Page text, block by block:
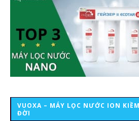
VUOXA – MÁY LỌC NƯỚC ION
ĐỜI